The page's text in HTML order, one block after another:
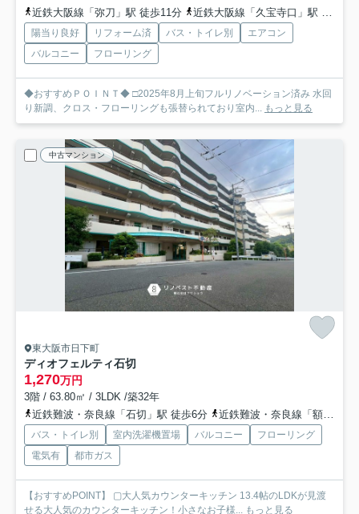
近鉄大阪線「弥刀」駅 徒歩11分
近鉄大阪線「久宝寺口」駅 徒歩15分
陽当り良好 リフォーム済 バス・トイレ別
エアコン
バルコニー
フローリング
◆おすすめＰＯＩＮＴ◆ □2025年8月上旬フルリノベーション済み 水回
り新調、クロス・フローリングも張替られており室内... もっと見る
中古マンション
東大阪市日下町
ディオフェルティ石切
1,270万円
3階 / 63.80㎡ / 3LDK /築32年
近鉄難波・奈良線「石切」駅 徒歩6分
近鉄難波・奈良線「額田」駅 徒歩20分
バス・トイレ別 室内洗濯機置場 バルコニー
フローリング
電気有
都市ガス
【おすすめPOINT】 ▢大人気カウンターキッチン 13.4帖のLDKが見渡
せる大人気のカウンターキッチン！小さなお子様... もっと見る